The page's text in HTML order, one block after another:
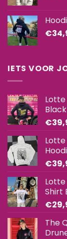
€
IETS VOOR
Lotte
€
€
Shirt
€
The